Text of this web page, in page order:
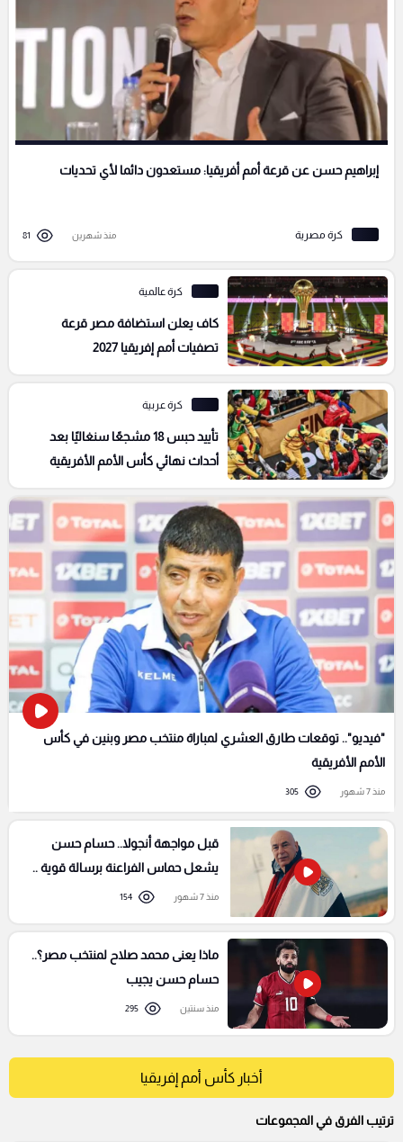
كرة مصرية
إبراهيم حسن عن قرعة أمم أفريقيا: مستعدون دائما لأي تحديات
منذ شهرين 81
كرة عالمية
كاف يعلن استضافة مصر قرعة
تصفيات أمم إفريقيا 2027
كرة عربية
تأييد حبس 18 مشجعًا سنغاليًا بعد
أحداث نهائي كأس الأمم الأفريقية
"فيديو".. توقعات طارق العشري لمباراة منتخب مصر وبنين في كأس
الأمم الأفريقية
منذ 7 شهور 305
قبل مواجهة أنجولا.. حسام حسن
يشعل حماس الفراعنة برسالة قوية ..
"فيديو"منذ 7 شهور 154
ماذا يعنى محمد صلاح لمنتخب مصر؟..
حسام حسن يجيب
منذ سنتين 295
أخبار كأس أمم إفريقيا
ترتيب الفرق في المجموعات